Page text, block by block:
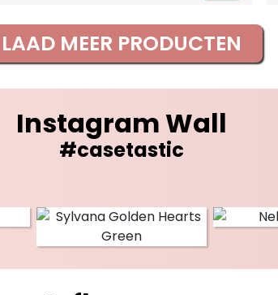
LAAD MEER PRODUCTEN
Instagram Wall
#casetastic